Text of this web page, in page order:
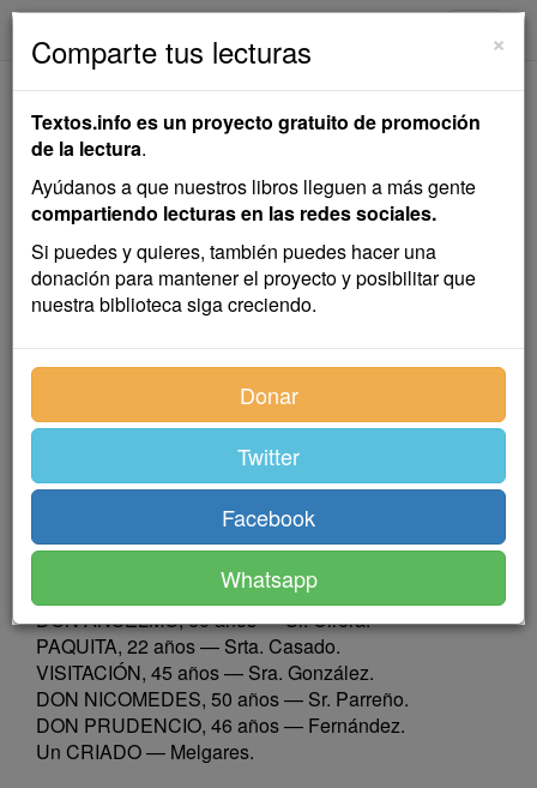
De Mala Raza
José Echegaray
Teatro,comedia
Reparto
PERSONAJES ACTORES
CARLOS, 25 años — Sr. Vico.
ADELINA, 18 años — Srta. Gambardela.
DON ANSELMO, 60 años — Sr. Cirera.
PAQUITA, 22 años — Srta. Casado.
VISITACIÓN, 45 años — Sra. González.
DON NICOMEDES, 50 años — Sr. Parreño.
DON PRUDENCIO, 46 años — Fernández.
Un CRIADO — Melgares.
×
Comparte tus lecturas
Textos.info es un proyecto gratuito de promoción
de la lectura.
Ayúdanos a que nuestros libros lleguen a más gente
compartiendo lecturas en las redes sociales.
Si puedes y quieres, también puedes hacer una
donación para mantener el proyecto y posibilitar que
nuestra biblioteca siga creciendo.
Donar
Twitter
Facebook
Whatsapp